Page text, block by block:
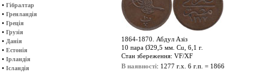
• Гібралтар
• Гренландія
• Греція
• Грузія
• Данія
• Естонія
• Ірландія
• Ісландія
1864-1870. Абдул Азіз
10 пара Ø29,5 мм. Cu, 6,1 г.
Стан збереження: VF/XF
В наявності: 1277 г.х. 6 г.п. = 1866